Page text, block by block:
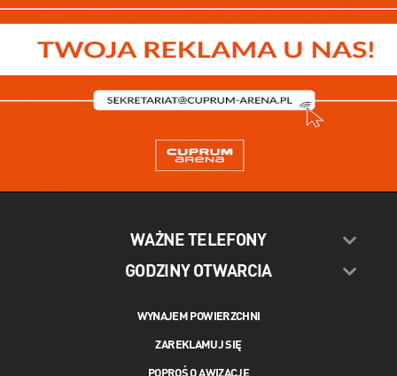
WAŻNE TELEFONY
GODZINY OTWARCIA
WYNAJEM POWIERZCHNI
ZAREKLAMUJ SIĘ